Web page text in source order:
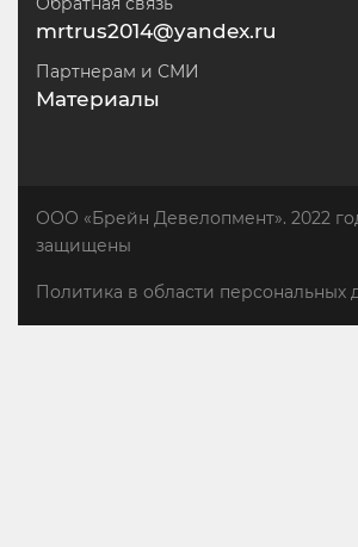
mrtrus2014@yandex.ru
Партнерам и СМИ
Материалы
ООО «Брейн Девелопмент». 2022
защищены
Политика в области персональных